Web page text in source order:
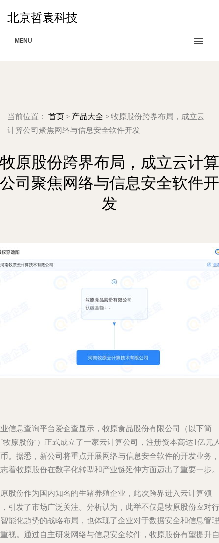
北京哲袁科技
MENU
当前位置： 首页 > 产品大全 > 牧原股份跨界布局，成立云
计算公司聚焦网络与信息安全软件开发
牧原股份跨界布局，成立云计算
公司聚焦网络与信息安全软件开
发
信息查询平台爱企查显示，牧原食品股份有限公司（以下简
牧原股份”）正式成立了一家云计算公司，注册资本高达1亿元
。据悉，新公司将重点开展网络与信息安全软件的开发业务，
着牧原股份在数字化转型和产业链延伸方面迈出了重要一步。
股份作为国内知名的生猪养殖企业，此次跨界进入云计算领
引发了市场广泛关注。分析认为，此举不仅是牧原股份应对行
能化趋势的战略布局，也体现了企业对于数据安全和信息管理
视。通过自主研发网络与信息安全软件，牧原股份有望提升自